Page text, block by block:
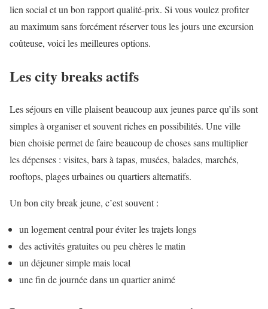
lien social et un bon rapport qualité-prix. Si vous voulez profiter
au maximum sans forcément réserver tous les jours une excursion
coûteuse, voici les meilleures options.
Les city breaks actifs
Les séjours en ville plaisent beaucoup aux jeunes parce qu’ils sont
simples à organiser et souvent riches en possibilités. Une ville
bien choisie permet de faire beaucoup de choses sans multiplier
les dépenses : visites, bars à tapas, musées, balades, marchés,
rooftops, plages urbaines ou quartiers alternatifs.
Un bon city break jeune, c’est souvent :
un logement central pour éviter les trajets longs
des activités gratuites ou peu chères le matin
un déjeuner simple mais local
une fin de journée dans un quartier animé